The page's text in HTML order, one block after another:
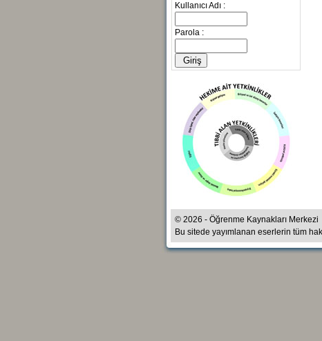
Kullanıcı Adı :
Parola :
© 2026 - Öğrenme Kaynakları Merkezi
Bu sitede yayımlanan eserlerin tüm